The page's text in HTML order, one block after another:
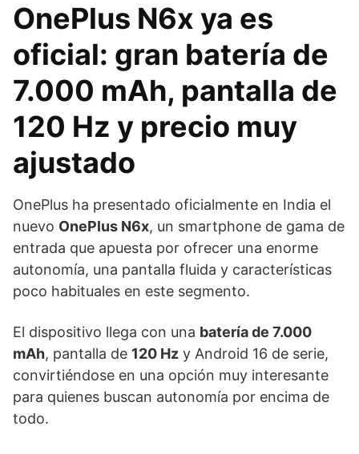
OnePlus N6x ya es
oficial: gran batería de
7.000 mAh, pantalla de
120 Hz y precio muy
ajustado
OnePlus ha presentado oficialmente en India el
nuevo OnePlus N6x, un smartphone de gama de
entrada que apuesta por ofrecer una enorme
autonomía, una pantalla fluida y características
poco habituales en este segmento.
El dispositivo llega con una batería de 7.000
mAh, pantalla de 120 Hz y Android 16 de serie,
convirtiéndose en una opción muy interesante
para quienes buscan autonomía por encima de
todo.